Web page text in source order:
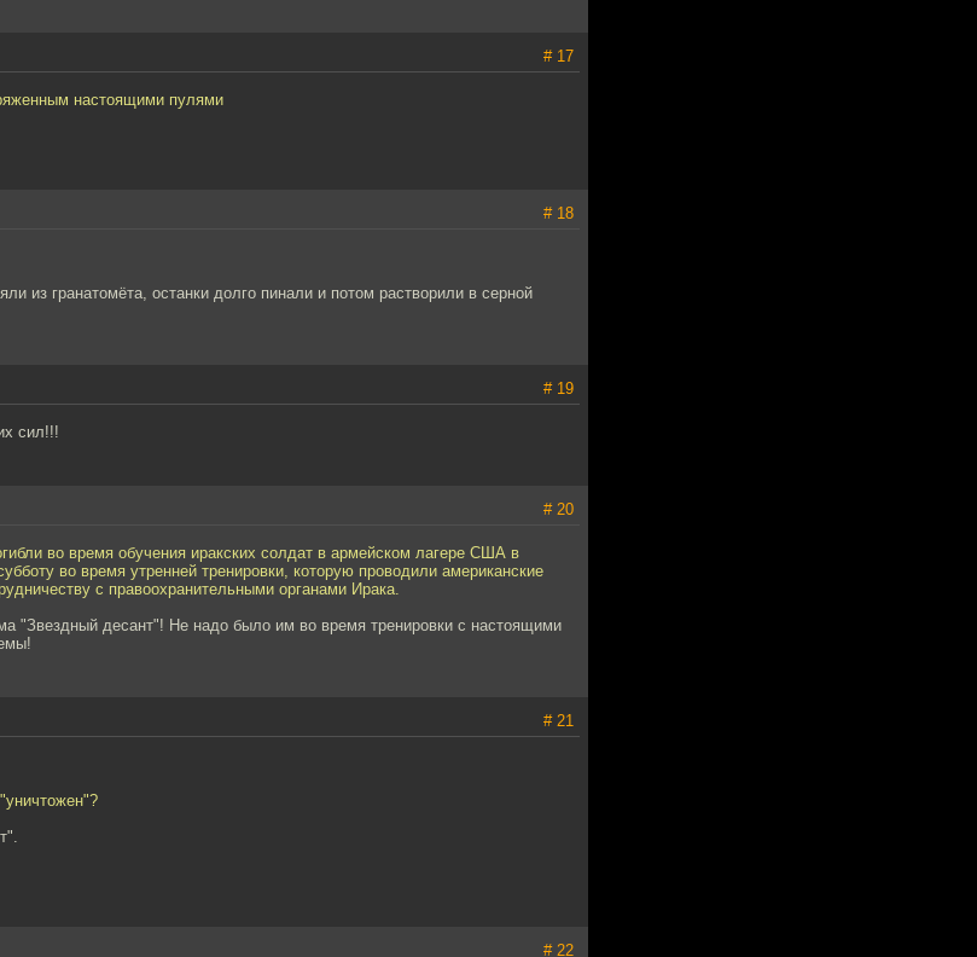
# 17
настоящими пулями
# 18
из гранатомёта, останки долго пинали и потом растворили в серной
# 19
сил!!!
# 20
во время обучения иракских солдат в армейском лагере США в
во время утренней тренировки, которую проводили американские
с правоохранительными органами Ирака.
"Звездный десант"! Не надо было им во время тренировки с настоящими
# 21
# 22